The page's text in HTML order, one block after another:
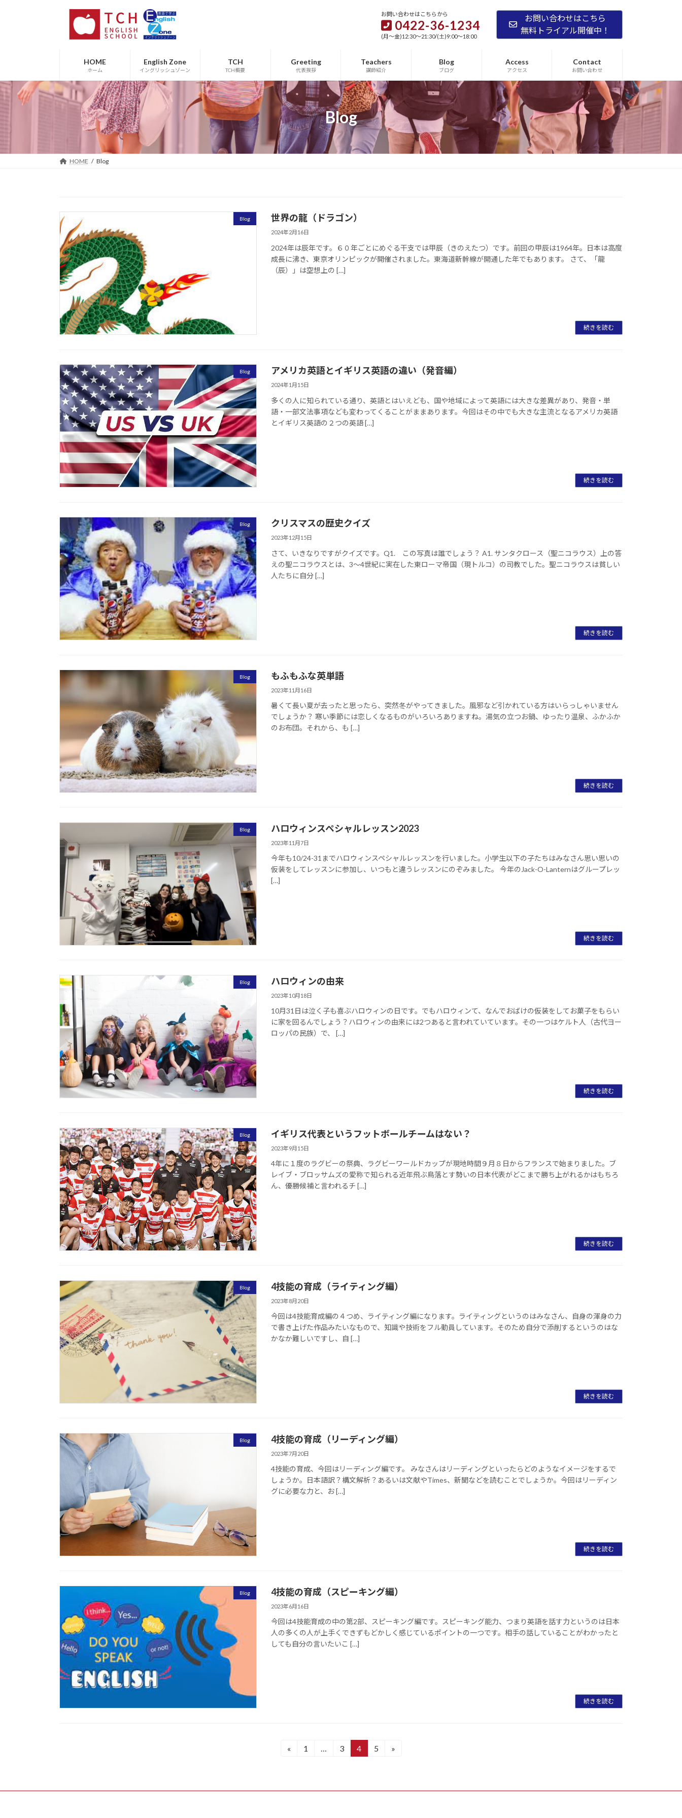
ス
キ
ン
に
お問い合わせはこちらから
0422-36-1234
(月～金)12:30～21:30/(土)9:00～18:00
お問い合わせはこちら
無料トライアル開催中！
HOME
ホーム
English Zone
イングリッシュゾーン
TCH
TCH概要
Greeting
代表挨拶
Teachers
講師紹介
Blog
ブログ
Access
アクセス
Contact
お問い合わせ
Blog
HOME Blog
Blog 世界の龍（ドラゴン）
2024年2月16日
2024年は辰年です。６０年ごとにめぐる干支では甲辰（きのえたつ）です。前回の甲辰は1964年。日本は高度
成長に沸き、東京オリンピックが開催されました。東海道新幹線が開通した年でもあります。 さて、「龍
（辰）」は空想上の […]
続きを読む
Blog アメリカ英語とイギリス英語の違い（発音編）
2024年1月15日
多くの人に知られている通り、英語とはいえども、国や地域によって英語には大きな差異があり、発音・単
語・一部文法事項なども変わってくることがままあります。今回はその中でも大きな主流となるアメリカ英語
とイギリス英語の２つの英語 […]
続きを読む
Blog クリスマスの歴史クイズ
2023年12月15日
さて、いきなりですがクイズです。Q1. この写真は誰でしょう？ A1. サンタクロース（聖ニコラウス）上の答
えの聖ニコラウスとは、3～4世紀に実在した東ローマ帝国（現トルコ）の司教でした。聖ニコラウスは貧しい
人たちに自分 […]
続きを読む
Blog もふもふな英単語
2023年11月16日
暑くて長い夏が去ったと思ったら、突然冬がやってきました。風邪など引かれている方はいらっしゃいません
でしょうか？ 寒い季節には恋しくなるものがいろいろありますね。湯気の立つお鍋、ゆったり温泉、ふかふか
のお布団。それから、も […]
続きを読む
Blog ハロウィンスペシャルレッスン2023
2023年11月7日
今年も10/24-31までハロウィンスペシャルレッスンを行いました。小学生以下の子たちはみなさん思い思いの
仮装をしてレッスンに参加し、いつもと違うレッスンにのぞみました。 今年のJack-O-Lanternはグループレッ
[…]
続きを読む
Blog ハロウィンの由来
2023年10月18日
10月31日は泣く子も喜ぶハロウィンの日です。でもハロウィンて、なんでおばけの仮装をしてお菓子をもらい
に家を回るんでしょう？ハロウィンの由来には2つあると言われていています。その一つはケルト人（古代ヨー
ロッパの民族）で、 […]
続きを読む
Blog イギリス代表というフットボールチームはない？
2023年9月15日
4年に１度のラグビーの祭典、ラグビーワールドカップが現地時間９月８日からフランスで始まりました。ブ
レイブ・ブロッサムズの愛称で知られる近年飛ぶ鳥落とす勢いの日本代表がどこまで勝ち上がれるかはもちろ
ん、優勝候補と言われるチ […]
続きを読む
Blog 4技能の育成（ライティング編）
2023年8月20日
今回は4技能育成編の４つめ、ライティング編になります。ライティングというのはみなさん、自身の渾身の力
で書き上げた作品みたいなもので、知識や技術をフル動員しています。そのため自分で添削するというのはな
かなか難しいですし、自 […]
続きを読む
Blog 4技能の育成（リーディング編）
2023年7月20日
4技能の育成、今回はリーディング編です。 みなさんはリーディングといったらどのようなイメージをするで
しょうか。日本語訳？構文解析？あるいは文献やTimes、新聞などを読むことでしょうか。今回はリーディン
グに必要な力と、お […]
続きを読む
Blog 4技能の育成（スピーキング編）
2023年6月16日
今回は4技能育成の中の第2部、スピーキング編です。スピーキング能力、つまり英語を話す力というのは日本
人の多くの人が上手くできずもどかしく感じているポイントの一つです。相手の話していることがわかったと
しても自分の言いたいこ […]
続きを読む
の
«
固
1 …
固
3
固
4
固
5 »